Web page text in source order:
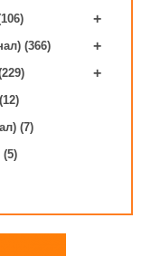
+
(366) +
+
(7)